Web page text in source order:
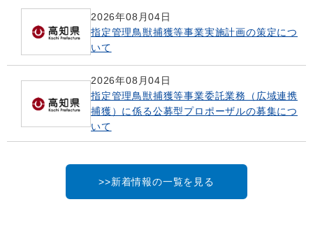
2026年08月04日
指定管理鳥獣捕獲等事業実施計画の策定につ
いて
2026年08月04日
指定管理鳥獣捕獲等事業委託業務（広域連携
捕獲）に係る公募型プロポーザルの募集につ
いて
>>新着情報の一覧を見る